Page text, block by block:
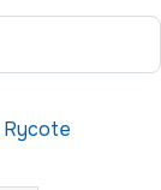
Rycote